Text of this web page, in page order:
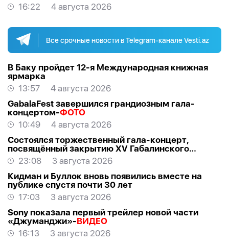
16:22
4 августа 2026
Все срочные новости в Telegram-канале Vesti.az
В Баку пройдет 12-я Международная книжная
ярмарка
13:57
4 августа 2026
GabalaFest завершился грандиозным гала-
концертом-ФОТО
10:49
4 августа 2026
Состоялся торжественный гала-концерт,
посвящённый закрытию XV Габалинского
международного музыкального фестиваля
23:08
3 августа 2026
Кидман и Буллок вновь появились вместе на
публике спустя почти 30 лет
17:03
3 августа 2026
Sony показала первый трейлер новой части
«Джуманджи»-ВИДЕО
16:13
3 августа 2026